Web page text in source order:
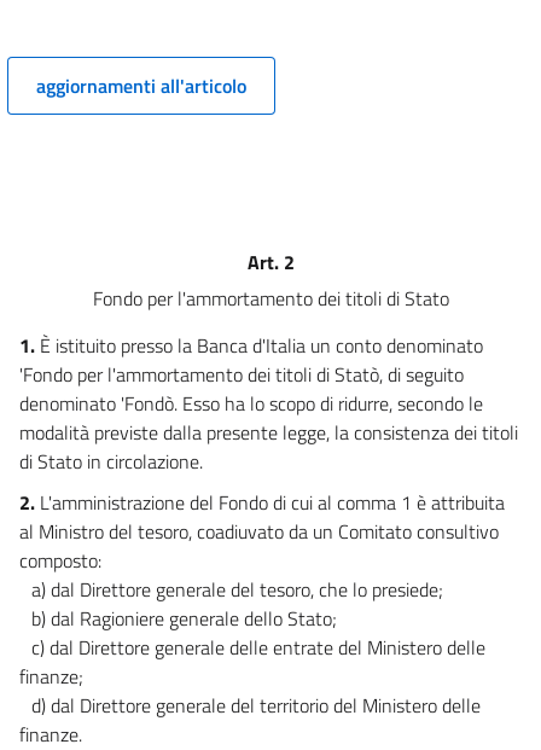
aggiornamenti all'articolo
Art. 2
Fondo per l'ammortamento dei titoli di Stato
1. È istituito presso la Banca d'Italia un conto denominato
'Fondo per l'ammortamento dei titoli di Statò, di seguito
denominato 'Fondò. Esso ha lo scopo di ridurre, secondo le
modalità previste dalla presente legge, la consistenza dei titoli
di Stato in circolazione.
2. L'amministrazione del Fondo di cui al comma 1 è attribuita
al Ministro del tesoro, coadiuvato da un Comitato consultivo
composto:
a) dal Direttore generale del tesoro, che lo presiede;
b) dal Ragioniere generale dello Stato;
c) dal Direttore generale delle entrate del Ministero delle
finanze;
d) dal Direttore generale del territorio del Ministero delle
finanze.